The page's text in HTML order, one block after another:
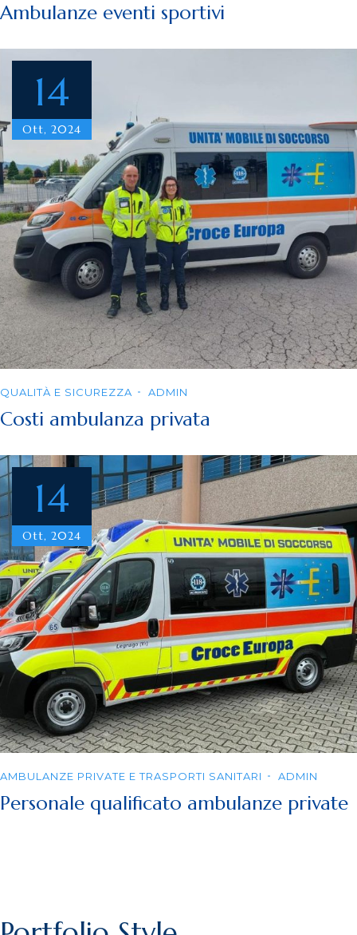
Ambulanze eventi sportivi
14
Ott, 2024
QUALITÀ E SICUREZZA ADMIN
Costi ambulanza privata
14
Ott, 2024
AMBULANZE PRIVATE E TRASPORTI SANITARI ADMIN
Personale qualificato ambulanze private